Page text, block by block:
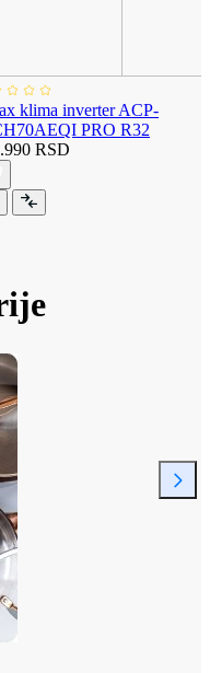
klima inverter ACP-
PRO R32
RSD